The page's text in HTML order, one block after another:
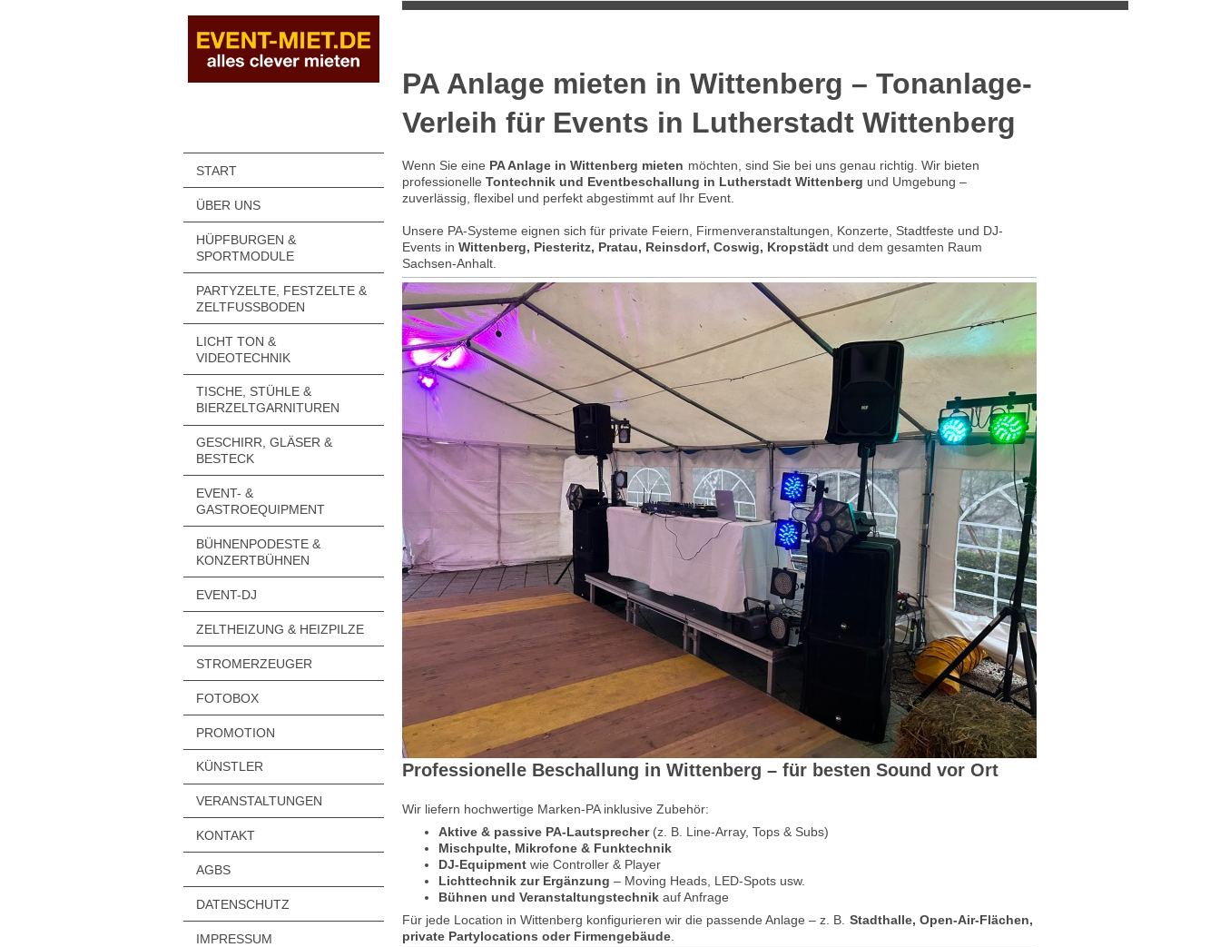
START
ÜBER UNS
HÜPFBURGEN &
SPORTMODULE
PARTYZELTE, FESTZELTE &
ZELTFUSSBODEN
LICHT TON &
VIDEOTECHNIK
TISCHE, STÜHLE &
BIERZELTGARNITUREN
GESCHIRR, GLÄSER &
BESTECK
EVENT- &
GASTROEQUIPMENT
BÜHNENPODESTE &
KONZERTBÜHNEN
EVENT-DJ
ZELTHEIZUNG & HEIZPILZE
STROMERZEUGER
FOTOBOX
PROMOTION
KÜNSTLER
VERANSTALTUNGEN
KONTAKT
AGBS
DATENSCHUTZ
IMPRESSUM
PA Anlage mieten in Wittenberg – Tonanlage-
Verleih für Events in Lutherstadt Wittenberg
Wenn Sie eine PA Anlage in Wittenberg mieten möchten, sind Sie bei uns genau richtig. Wir bieten
professionelle Tontechnik und Eventbeschallung in Lutherstadt Wittenberg und Umgebung –
zuverlässig, flexibel und perfekt abgestimmt auf Ihr Event.
Unsere PA-Systeme eignen sich für private Feiern, Firmenveranstaltungen, Konzerte, Stadtfeste und DJ-
Events in Wittenberg, Piesteritz, Pratau, Reinsdorf, Coswig, Kropstädtund dem gesamten Raum
Sachsen-Anhalt.
Professionelle Beschallung in Wittenberg – für besten Sound vor Ort
Wir liefern hochwertige Marken-PA inklusive Zubehör:
Aktive & passive PA-Lautsprecher(z. B. Line-Array, Tops & Subs)
Mischpulte, Mikrofone & Funktechnik
DJ-Equipmentwie Controller & Player
Lichttechnik zur Ergänzung – Moving Heads, LED-Spots usw.
Bühnen und Veranstaltungstechnikauf Anfrage
Für jede Location in Wittenberg konfigurieren wir die passende Anlage – z. B. Stadthalle, Open-Air-Flächen,
private Partylocations oder Firmengebäude.